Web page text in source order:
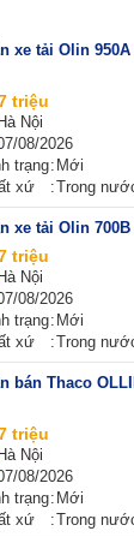
xe tải Olin
triệu
Hà Nội
08/2026
trạng Mới
xứ
Trong
xe tải Olin
triệu
Hà Nội
08/2026
trạng Mới
xứ
Trong
bán Thaco
triệu
Hà Nội
08/2026
trạng Mới
xứ
Trong